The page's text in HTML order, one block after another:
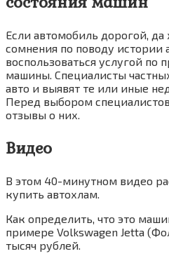
Если автомобиль дорогой,
сомнения по поводу истории
воспользоваться услугой по
машины. Специалисты
авто и выявят те или иные
Перед выбором
отзывы о них.
Видео
В этом 40-минутном видео
купить автохлам.
Как определить, что это
примере Volkswagen Jetta
тысяч рублей.